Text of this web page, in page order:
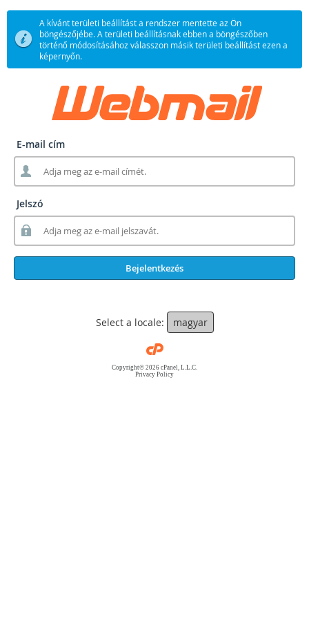
A kívánt területi beállítást a rendszer mentette az Ön
böngészőjébe. A területi beállításnak ebben a böngészőben
történő módosításához válasszon másik területi beállítást ezen a
képernyőn.
E-mail cím
Jelszó
Bejelentkezés
Select a locale: magyar
Copyright© 2026 cPanel, L.L.C.
Privacy Policy